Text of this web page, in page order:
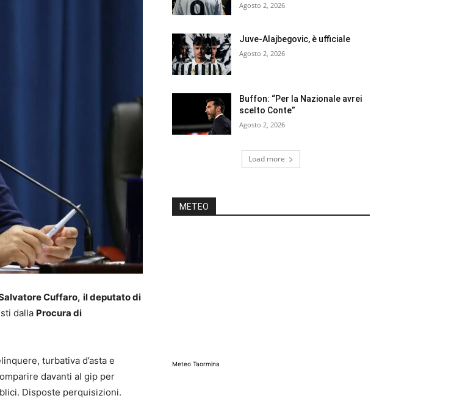
Cuffaro, il deputato di
dalla Procura di
turbativa d’asta e
davanti al gip per
Disposte perquisizioni.
Agosto 2, 2026
Juve-Alajbegovic, è ufficiale
Agosto 2, 2026
Buffon: “Per la Nazionale avrei
scelto Conte”
Agosto 2, 2026
Load more
METEO
Meteo Taormina